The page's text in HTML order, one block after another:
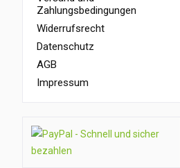
Zahlungsbedingungen
Widerrufsrecht
Datenschutz
AGB
Impressum